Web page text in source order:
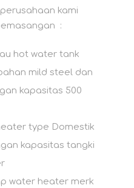
kami
:
hot water tank
mild steel dan
kapasitas 500
type Domestik
kapasitas tangki
water heater merk